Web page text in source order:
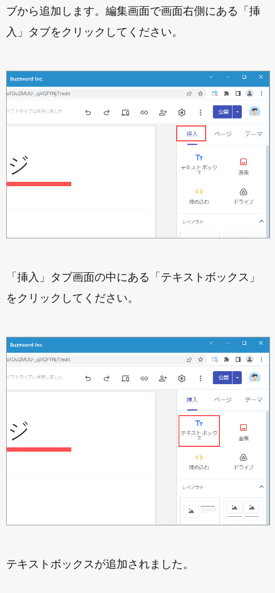
ブから追加します。編集画面で画面右側にある「挿
入」タブをクリックしてください。
「挿入」タブ画面の中にある「テキストボックス」
をクリックしてください。
テキストボックスが追加されました。